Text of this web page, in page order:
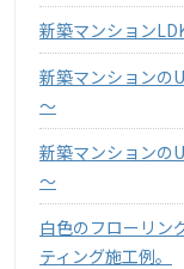
新築マンション
新築マンションの
～
新築マンションの
～
白色のフローリン
ティング施工例。